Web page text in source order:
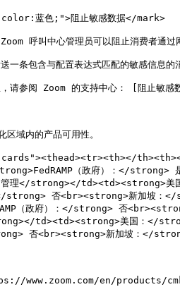
蓝色;">阻止敏感数据</mark>
呼叫中心管理员可以阻止消费者通
一条包含与配置表达式匹配的敏感信息
息，请参阅 Zoom 的支持中心： [
域内的产品可用性。
（政府）：</
管理</strong></td><td><strong>
strong> 否<br><strong>新加坡
（政府）：</strong> 否
td><td><strong>美国：</
否<br><strong>新加坡：</
www.zoom.com/en/products/cmk/)